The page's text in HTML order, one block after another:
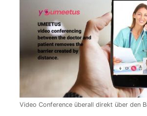
Video Conference überall direkt über den